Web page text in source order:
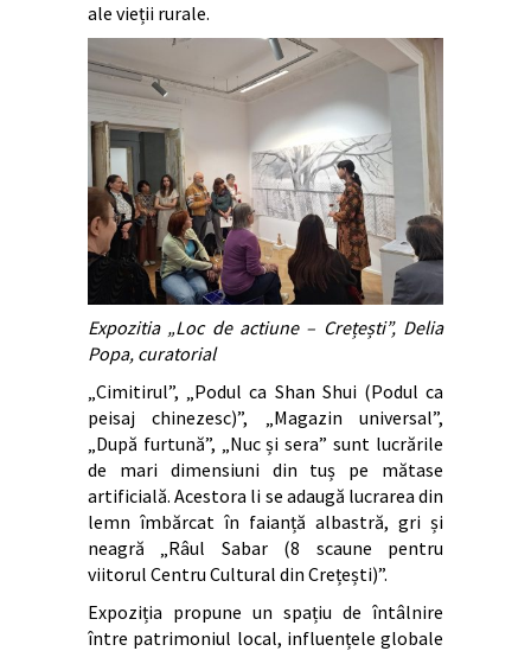
ale vieții rurale.
Expozitia „Loc de actiune – Crețești”, Delia
Popa, curatorial
„Cimitirul”, „Podul ca Shan Shui (Podul ca
peisaj chinezesc)”, „Magazin universal”,
„După furtună”, „Nuc și sera” sunt lucrările
de mari dimensiuni din tuș pe mătase
artificială. Acestora li se adaugă lucrarea din
lemn îmbărcat în faianță albastră, gri și
neagră „Râul Sabar (8 scaune pentru
viitorul Centru Cultural din Crețești)”.
Expoziția propune un spațiu de întâlnire
între patrimoniul local, influențele globale